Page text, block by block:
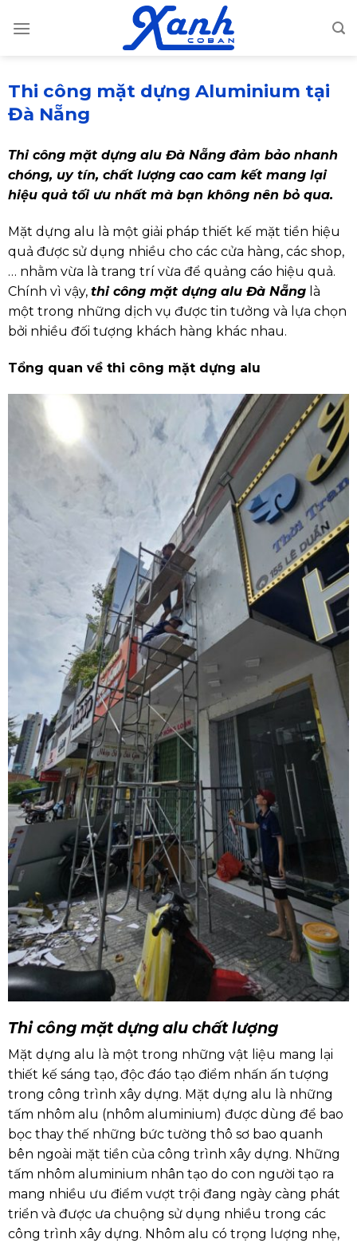
Thi công mặt dựng Aluminium tại
Đà Nẵng
Thi công mặt dựng alu Đà Nẵng đảm bảo nhanh
chóng, uy tín, chất lượng cao cam kết mang lại
hiệu quả tối ưu nhất mà bạn không nên bỏ qua.
Mặt dựng alu là một giải pháp thiết kế mặt tiền hiệu
quả được sử dụng nhiều cho các cửa hàng, các shop,
… nhằm vừa là trang trí vừa để quảng cáo hiệu quả.
Chính vì vậy, thi công mặt dựng alu Đà Nẵnglà
một trong những dịch vụ được tin tưởng và lựa chọn
bởi nhiều đối tượng khách hàng khác nhau.
Tổng quan về thi công mặt dựng alu
Thi công mặt dựng alu chất lượng
Mặt dựng alu là một trong những vật liệu mang lại
thiết kế sáng tạo, độc đáo tạo điểm nhấn ấn tượng
trong công trình xây dựng. Mặt dựng alu là những
tấm nhôm alu (nhôm aluminium) được dùng để bao
bọc thay thế những bức tường thô sơ bao quanh
bên ngoài mặt tiền của công trình xây dựng. Những
tấm nhôm aluminium nhân tạo do con người tạo ra
mang nhiều ưu điểm vượt trội đang ngày càng phát
triển và được ưa chuộng sử dụng nhiều trong các
công trình xây dựng. Nhôm alu có trọng lượng nhẹ,